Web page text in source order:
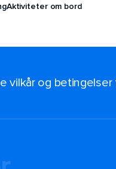
Aktiviteter om bord
vilkår og betingelser